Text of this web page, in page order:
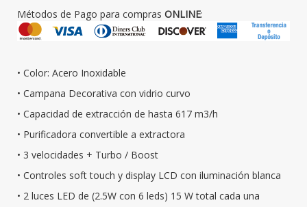
Métodos de Pago para compras ONLINE:
• Color: Acero Inoxidable
• Campana Decorativa con vidrio curvo
• Capacidad de extracción de hasta 617 m3/h
• Purificadora convertible a extractora
• 3 velocidades + Turbo / Boost
• Controles soft touch y display LCD con iluminación blanca
• 2 luces LED de (2.5W con 6 leds) 15 W total cada una